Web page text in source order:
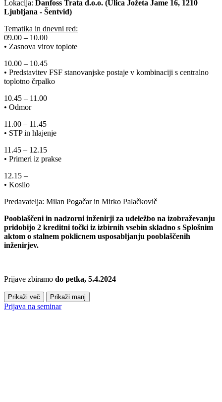
Lokacija: Danfoss Trata d.o.o. (Ulica Jožeta Jame 16, 1210
Ljubljana - Šentvid)
Tematika in dnevni red:
09.00 – 10.00
• Zasnova virov toplote
10.00 – 10.45
• Predstavitev FSF stanovanjske postaje v kombinaciji s centralno
toplotno črpalko
10.45 – 11.00
• Odmor
11.00 – 11.45
• STP in hlajenje
11.45 – 12.15
• Primeri iz prakse
12.15 –
• Kosilo
Predavatelja: Milan Pogačar in Mirko Palačkovič
Pooblaščeni in nadzorni inženirji za udeležbo na izobraževanju
pridobijo 2 kreditni točki iz izbirnih vsebin skladno s Splošnim
aktom o stalnem poklicnem usposabljanju pooblaščenih
inženirjev.
Prijave zbiramo do petka, 5.4.2024
Prikaži več Prikaži manj
Prijava na seminar